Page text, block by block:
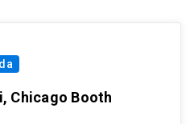
Chicago Booth